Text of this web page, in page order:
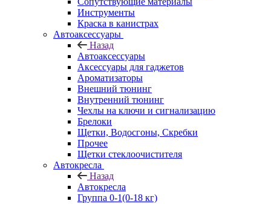
Инструменты
Краска в канистрах
Автоаксессуары
Назад
Автоаксессуары
Аксессуары для гаджетов
Ароматизаторы
Внешний тюнинг
Внутренний тюнинг
Чехлы на ключи и сигнализацию
Брелоки
Щетки, Водосгоны, Скребки
Прочее
Щетки стеклоочистителя
Автокресла
Назад
Автокресла
Группа 0-1(0-18 кг)